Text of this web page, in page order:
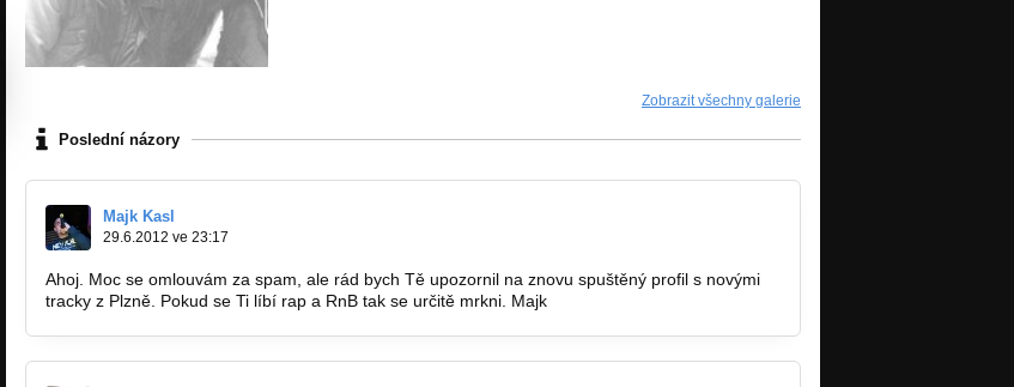
Zobrazit všechny galerie
Poslední názory
Majk Kasl
29.6.2012 ve 23:17
Ahoj. Moc se omlouvám za spam, ale rád bych Tě upozornil na znovu spuštěný profil s novými
tracky z Plzně. Pokud se Ti líbí rap a RnB tak se určitě mrkni. Majk